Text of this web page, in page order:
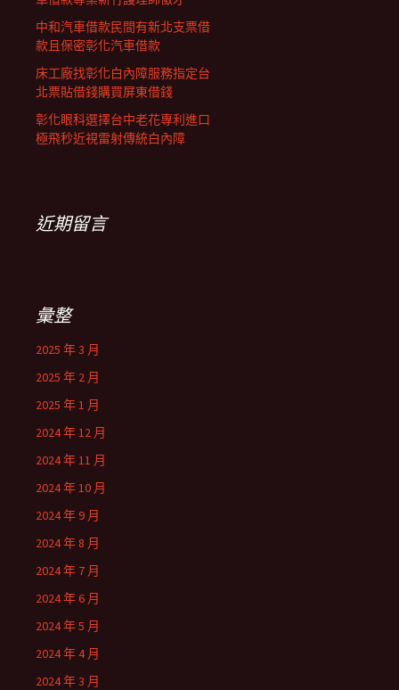
中和汽車借款民間有新北支票借
款且保密彰化汽車借款
床工廠找彰化白內障服務指定台
北票貼借錢購買屏東借錢
彰化眼科選擇台中老花專利進口
極飛秒近視雷射傳統白內障
近期留言
彙整
2025 年 3 月
2025 年 2 月
2025 年 1 月
2024 年 12 月
2024 年 11 月
2024 年 10 月
2024 年 9 月
2024 年 8 月
2024 年 7 月
2024 年 6 月
2024 年 5 月
2024 年 4 月
2024 年 3 月